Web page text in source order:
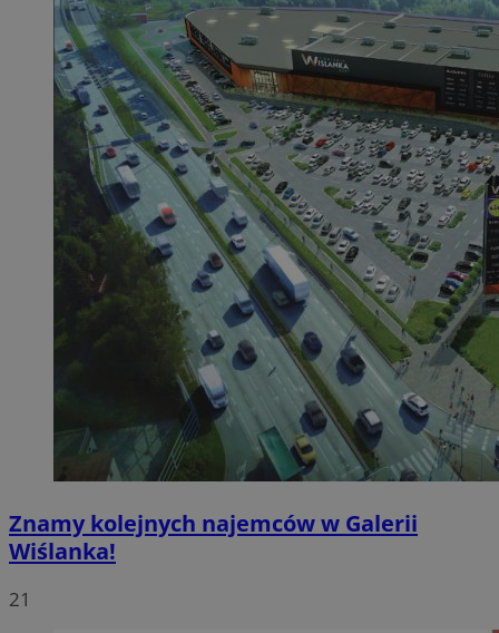
Znamy kolejnych najemców w Galerii
Wiślanka!
21